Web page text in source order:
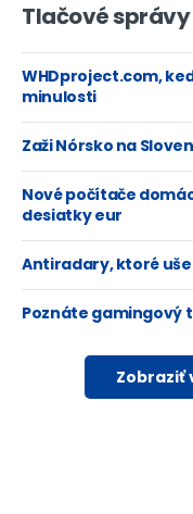
Tlačové správy
WHDproject.com,
minulosti
Zaži Nórsko na
Nové počítače
desiatky eur
Antiradary, ktoré
Poznáte gamingový
Zobraziť